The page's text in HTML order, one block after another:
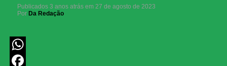
Publicados 3 anos atrás em 27 de agosto de 2023
Por Da Redação
WhatsApp